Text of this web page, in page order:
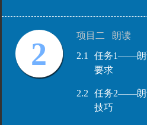
2
项目二 朗读
2.1
任务1——朗
要求
2.2
任务2——朗
技巧